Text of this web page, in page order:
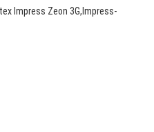
Impress Zeon 3G,Impress-